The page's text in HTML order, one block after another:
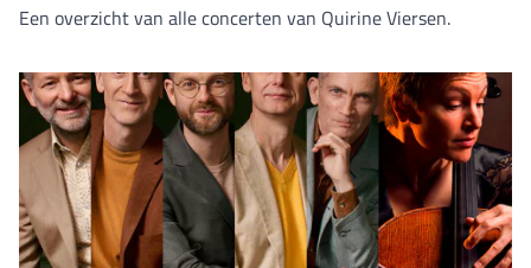
Een overzicht van alle concerten van Quirine Viersen.